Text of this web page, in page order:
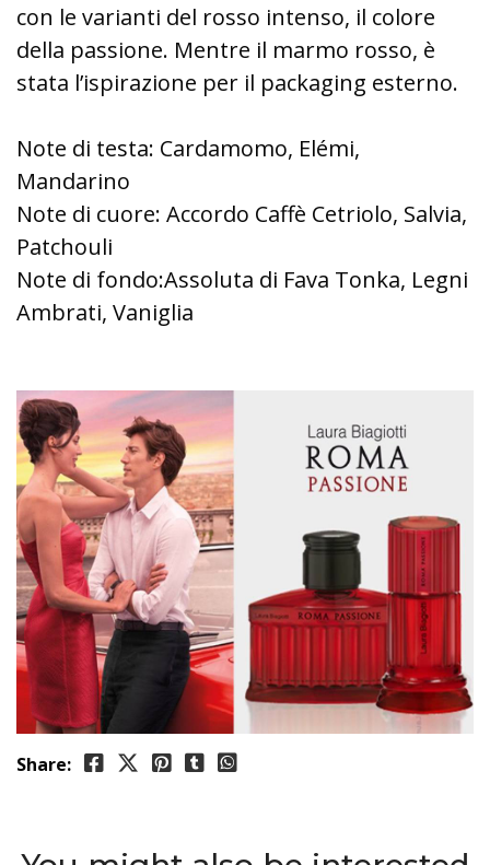
con le varianti del rosso intenso, il colore
della passione. Mentre il marmo rosso, è
stata l’ispirazione per il packaging esterno.
Note di testa: Cardamomo, Elémi,
Mandarino
Note di cuore: Accordo Caffè Cetriolo, Salvia,
Patchouli
Note di fondo:Assoluta di Fava Tonka, Legni
Ambrati, Vaniglia
Share: